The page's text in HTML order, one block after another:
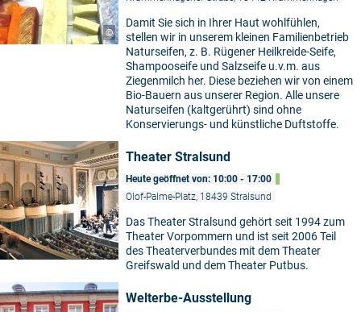
©
Damit Sie sich in Ihrer Haut wohlfühlen,
stellen wir in unserem kleinen Familienbetrieb
Naturseifen, z. B. Rügener Heilkreide-Seife,
Shampooseife und Salzseife u.v.m. aus
Ziegenmilch her. Diese beziehen wir von einem
Bio-Bauern aus unserer Region. Alle unsere
Naturseifen (kaltgerührt) sind ohne
Konservierungs- und künstliche Duftstoffe.
Theater Stralsund
Heute geöffnet von: 10:00 - 17:00
Olof-Palme-Platz, 18439 Stralsund
Das Theater Stralsund gehört seit 1994 zum
Theater Vorpommern und ist seit 2006 Teil
des Theaterverbundes mit dem Theater
Greifswald und dem Theater Putbus.
Welterbe-Ausstellung